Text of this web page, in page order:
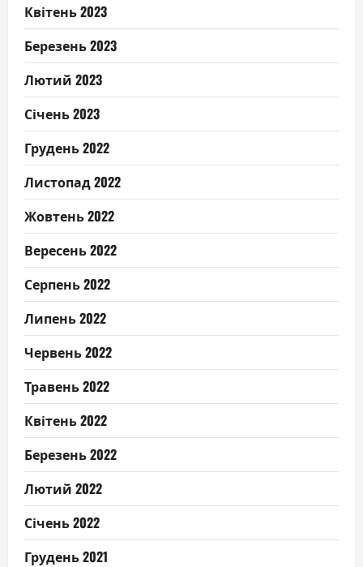
Квітень 2023
Березень 2023
Лютий 2023
Січень 2023
Грудень 2022
Листопад 2022
Жовтень 2022
Вересень 2022
Серпень 2022
Липень 2022
Червень 2022
Травень 2022
Квітень 2022
Березень 2022
Лютий 2022
Січень 2022
Грудень 2021